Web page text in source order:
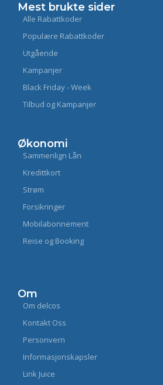
Mest brukte sider
Alle Rabattkoder
Populære Rabattkoder
Utgående
Kampanjer
Black Friday - Week
Tilbud og Kampanjer
Økonomi
Sammenlign Lån
Kredittkort
Strøm
Forsikringer
Mobilabonnement
Reise og Booking
Om
Om delcos
Kontakt Oss
Personvern
Informasjonskapsler
Link Juice